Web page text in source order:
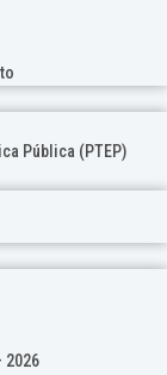
Pública (PTEP)
2026